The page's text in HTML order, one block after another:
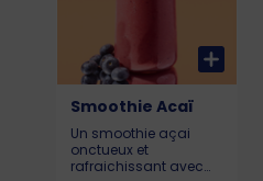
Smoothie Acaï
Un smoothie açai
onctueux et
rafraichissant avec